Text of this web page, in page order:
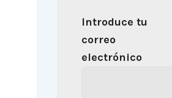
Introduce tu
correo
electrónico